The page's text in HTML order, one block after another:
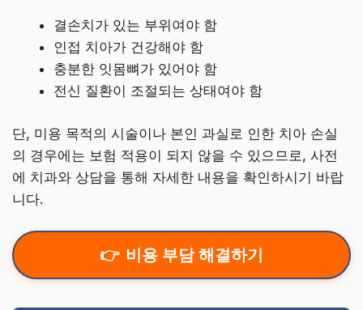
결손치가 있는 부위여야 함
인접 치아가 건강해야 함
충분한 잇몸뼈가 있어야 함
전신 질환이 조절되는 상태여야 함
단, 미용 목적의 시술이나 본인 과실로 인한 치아 손실
의 경우에는 보험 적용이 되지 않을 수 있으므로, 사전
에 치과와 상담을 통해 자세한 내용을 확인하시기 바랍
니다.
비용 부담 해결하기